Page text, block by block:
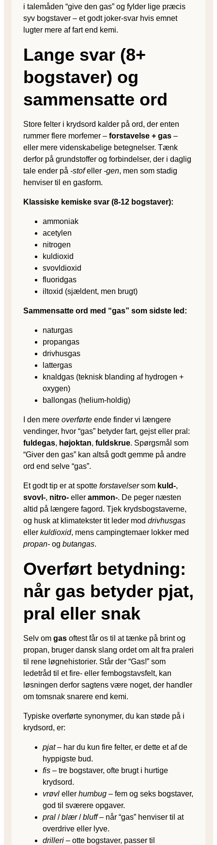
i talemåden “give den gas” og fylder lige præcis
syv bogstaver – et godt joker-svar hvis emnet
lugter mere af fart end kemi.
Lange svar (8+
bogstaver) og
sammensatte ord
Store felter i krydsord kalder på ord, der enten
rummer flere morfemer – forstavelse + gas –
eller mere videnskabelige betegnelser. Tænk
derfor på grundstoffer og forbindelser, der i daglig
tale ender på -stofeller -gen, men som stadig
henviser til en gasform.
Klassiske kemiske svar (8-12 bogstaver):
ammoniak
acetylen
nitrogen
kuldioxid
svovldioxid
fluoridgas
iltoxid (sjældent, men brugt)
Sammensatte ord med “gas” som sidste led:
naturgas
propangas
drivhusgas
lattergas
knaldgas (teknisk blanding af hydrogen +
oxygen)
ballongas (helium-holdig)
I den mere overførte ende finder vi længere
vendinger, hvor “gas” betyder fart, gejst eller pral:
fuldegas, højoktan, fuldskrue. Spørgsmål som
“Giver den gas” kan altså godt gemme på andre
ord end selve “gas”.
Et godt tip er at spotte forstavelsersom kuld-,
svovl-, nitro- eller ammon-. De peger næsten
altid på længere fagord. Tjek krydsbogstaverne,
og husk at klimatekster tit leder mod drivhusgas
eller kuldioxid, mens campingtemaer lokker med
propan- og butangas.
Overført betydning:
når gas betyder pjat,
pral eller snak
Selv om gas oftest får os til at tænke på brint og
propan, bruger dansk slang ordet om alt fra praleri
til rene løgnehistorier. Står der “Gas!” som
ledetråd til et fire- eller fembogstavsfelt, kan
løsningen derfor sagtens være noget, der handler
om tomsnak snarere end kemi.
Typiske overførte synonymer, du kan støde på i
krydsord, er:
pjat– har du kun fire felter, er dette et af de
hyppigste bud.
fis – tre bogstaver, ofte brugt i hurtige
krydsord.
vrøvl eller humbug – fem og seks bogstaver,
god til sværere opgaver.
pral /blær/bluff– når “gas” henviser til at
overdrive eller lyve.
drilleri – otte bogstaver, passer til